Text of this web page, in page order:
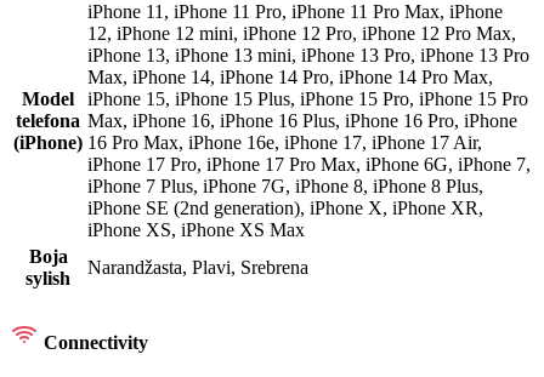
Model
telefona
(iPhone)
iPhone 11, iPhone 11 Pro, iPhone 11 Pro Max, iPhone
12, iPhone 12 mini, iPhone 12 Pro, iPhone 12 Pro Max,
iPhone 13, iPhone 13 mini, iPhone 13 Pro, iPhone 13 Pro
Max, iPhone 14, iPhone 14 Pro, iPhone 14 Pro Max,
iPhone 15, iPhone 15 Plus, iPhone 15 Pro, iPhone 15 Pro
Max, iPhone 16, iPhone 16 Plus, iPhone 16 Pro, iPhone
16 Pro Max, iPhone 16e, iPhone 17, iPhone 17 Air,
iPhone 17 Pro, iPhone 17 Pro Max, iPhone 6G, iPhone 7,
iPhone 7 Plus, iPhone 7G, iPhone 8, iPhone 8 Plus,
iPhone SE (2nd generation), iPhone X, iPhone XR,
iPhone XS, iPhone XS Max
Boja
sylish
Narandžasta, Plavi, Srebrena
Connectivity